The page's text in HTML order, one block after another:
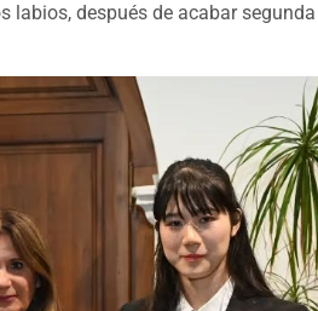
después de acabar